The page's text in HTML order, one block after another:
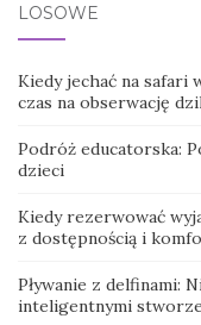
LOSOWE
Kiedy jechać na safari
czas na obserwację
Podróż educatorska:
dzieci
Kiedy rezerwować
z dostępnością i
Pływanie z delfinami:
inteligentnymi